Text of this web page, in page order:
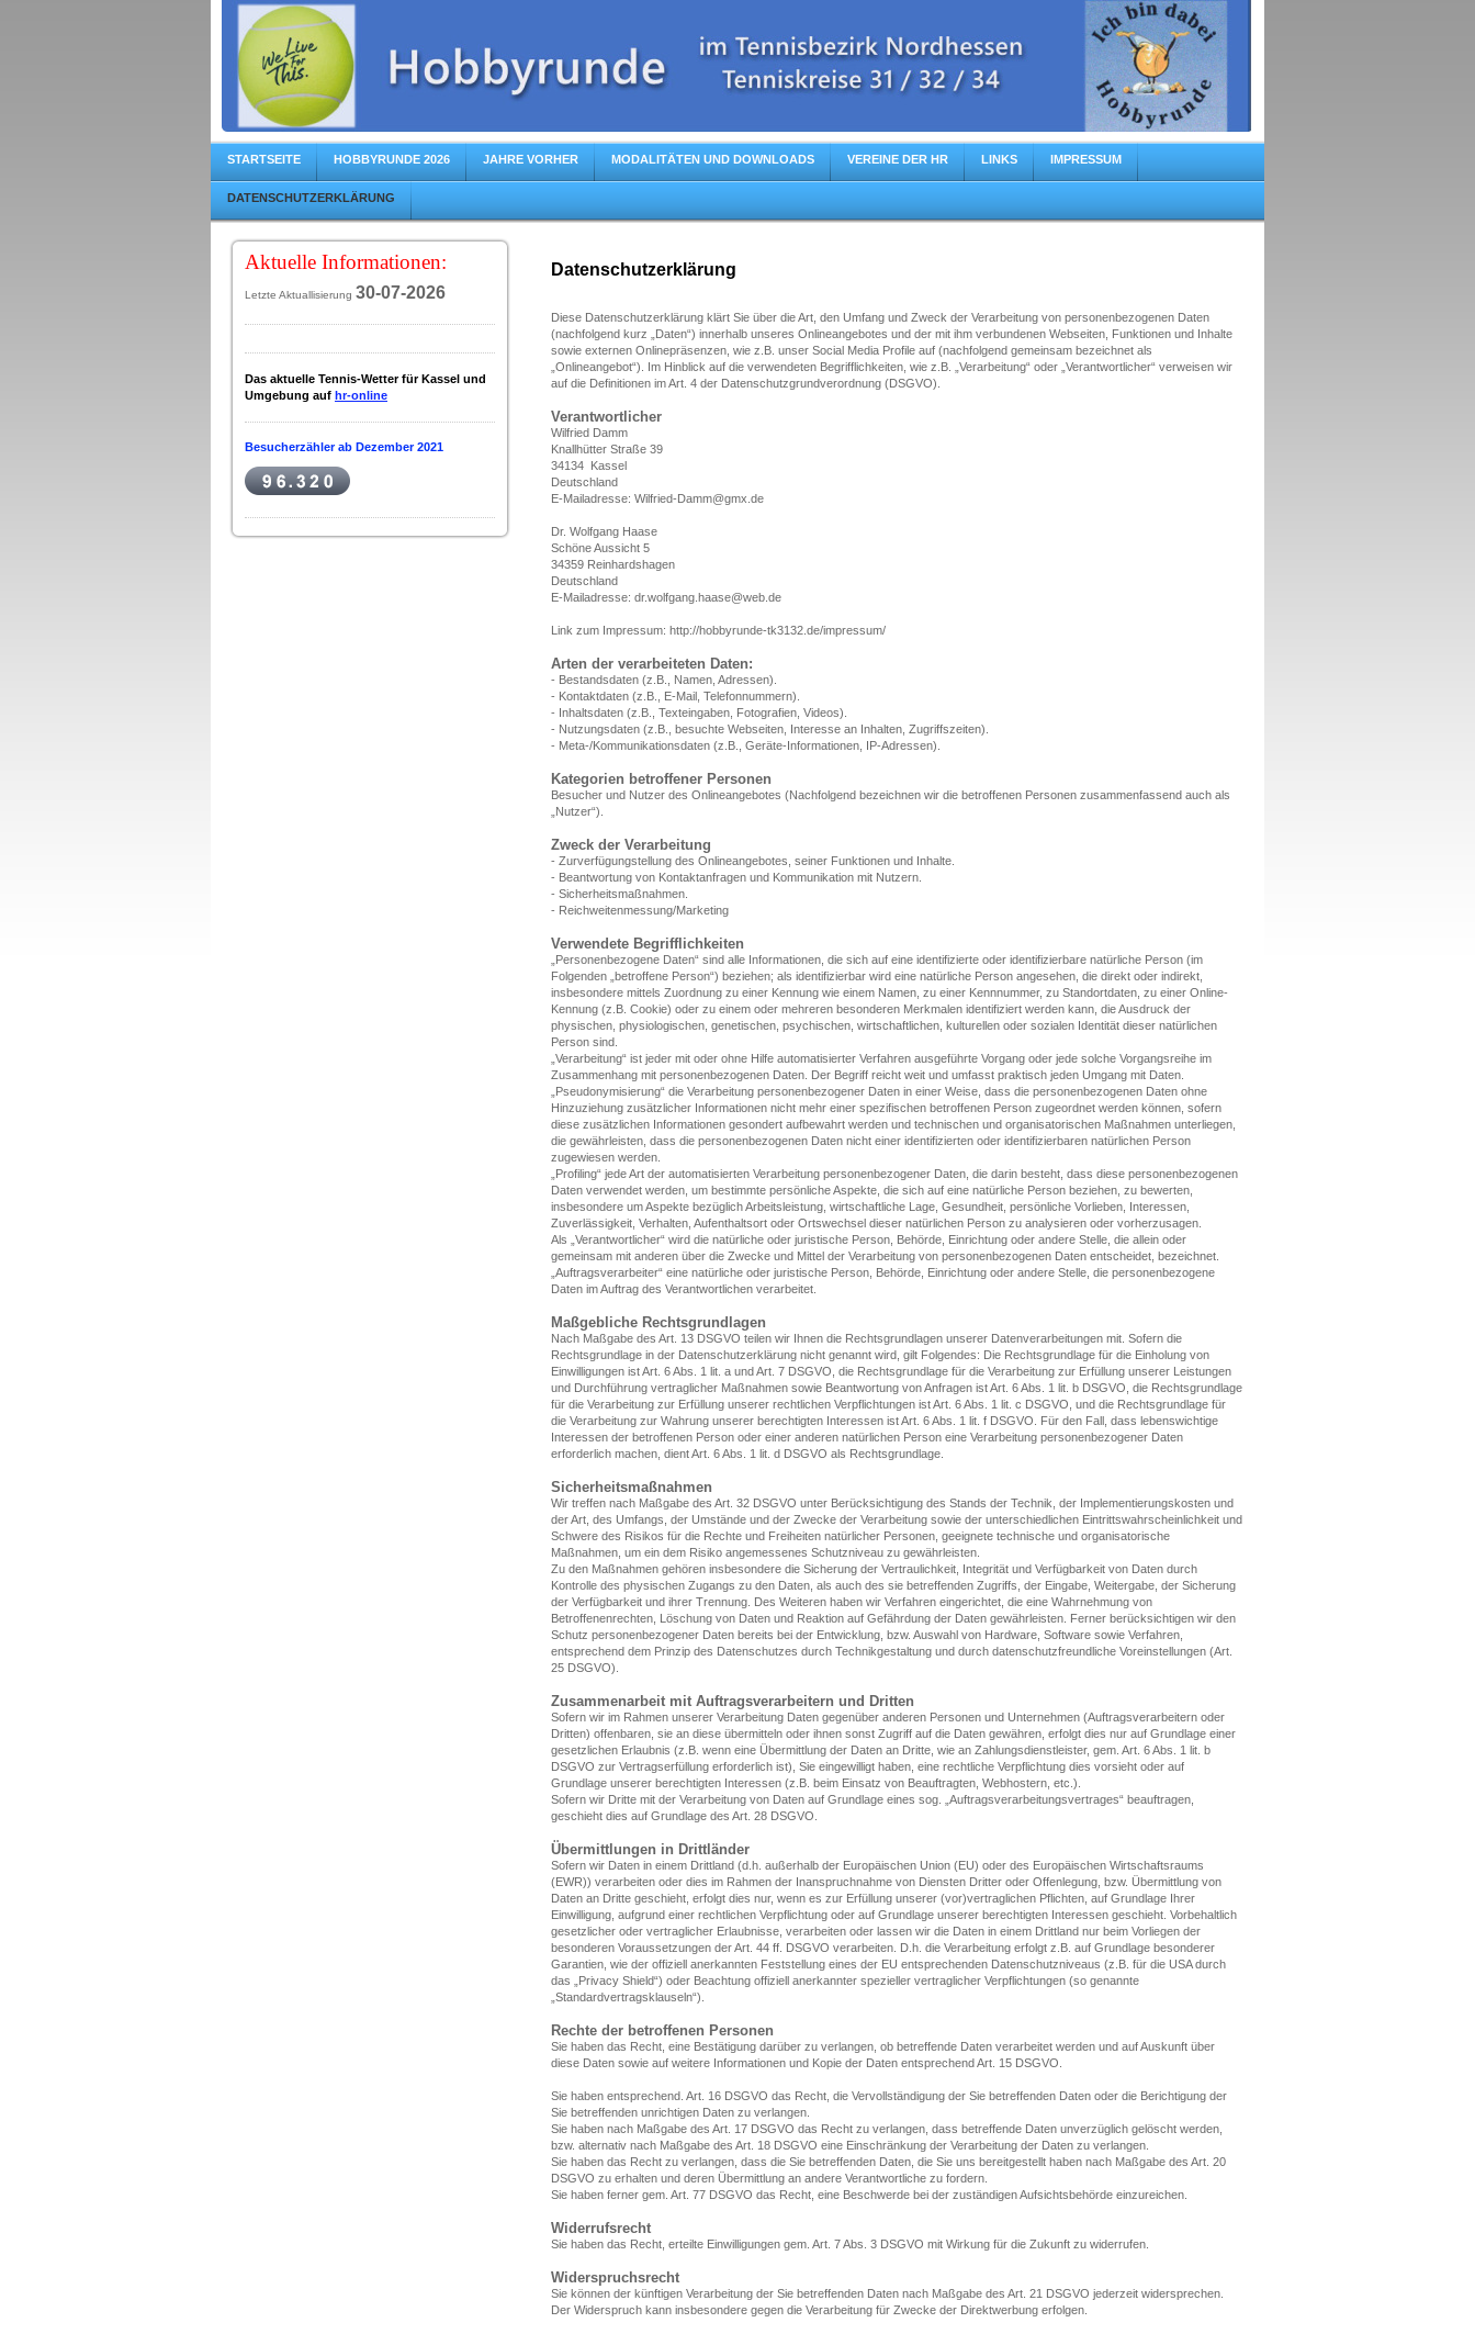
STARTSEITE HOBBYRUNDE 2026 JAHRE VORHER MODALITÄTEN UND DOWNLOADS VEREINE DER HR LINKS IMPRESSUM
DATENSCHUTZERKLÄRUNG
Aktuelle Informationen:
Letzte Aktuallisierung 30-07-2026
Das aktuelle Tennis-Wetter für Kassel und
Umgebung auf hr-online
Besucherzähler ab Dezember 2021
Datenschutzerklärung
Diese Datenschutzerklärung klärt Sie über die Art, den Umfang und Zweck der Verarbeitung von personenbezogenen Daten
(nachfolgend kurz „Daten“) innerhalb unseres Onlineangebotes und der mit ihm verbundenen Webseiten, Funktionen und Inhalte
sowie externen Onlinepräsenzen, wie z.B. unser Social Media Profile auf (nachfolgend gemeinsam bezeichnet als
„Onlineangebot“). Im Hinblick auf die verwendeten Begrifflichkeiten, wie z.B. „Verarbeitung“ oder „Verantwortlicher“ verweisen wir
auf die Definitionen im Art. 4 der Datenschutzgrundverordnung (DSGVO).
Verantwortlicher
Wilfried Damm
Knallhütter Straße 39
34134 Kassel
Deutschland
E-Mailadresse: Wilfried-Damm@gmx.de
Dr. Wolfgang Haase
Schöne Aussicht 5
34359 Reinhardshagen
Deutschland
E-Mailadresse: dr.wolfgang.haase@web.de
Link zum Impressum: http://hobbyrunde-tk3132.de/impressum/
Arten der verarbeiteten Daten:
- Bestandsdaten (z.B., Namen, Adressen).
- Kontaktdaten (z.B., E-Mail, Telefonnummern).
- Inhaltsdaten (z.B., Texteingaben, Fotografien, Videos).
- Nutzungsdaten (z.B., besuchte Webseiten, Interesse an Inhalten, Zugriffszeiten).
- Meta-/Kommunikationsdaten (z.B., Geräte-Informationen, IP-Adressen).
Kategorien betroffener Personen
Besucher und Nutzer des Onlineangebotes (Nachfolgend bezeichnen wir die betroffenen Personen zusammenfassend auch als
„Nutzer“).
Zweck der Verarbeitung
- Zurverfügungstellung des Onlineangebotes, seiner Funktionen und Inhalte.
- Beantwortung von Kontaktanfragen und Kommunikation mit Nutzern.
- Sicherheitsmaßnahmen.
- Reichweitenmessung/Marketing
Verwendete Begrifflichkeiten
„Personenbezogene Daten“ sind alle Informationen, die sich auf eine identifizierte oder identifizierbare natürliche Person (im
Folgenden „betroffene Person“) beziehen; als identifizierbar wird eine natürliche Person angesehen, die direkt oder indirekt,
insbesondere mittels Zuordnung zu einer Kennung wie einem Namen, zu einer Kennnummer, zu Standortdaten, zu einer Online-
Kennung (z.B. Cookie) oder zu einem oder mehreren besonderen Merkmalen identifiziert werden kann, die Ausdruck der
physischen, physiologischen, genetischen, psychischen, wirtschaftlichen, kulturellen oder sozialen Identität dieser natürlichen
Person sind.
„Verarbeitung“ ist jeder mit oder ohne Hilfe automatisierter Verfahren ausgeführte Vorgang oder jede solche Vorgangsreihe im
Zusammenhang mit personenbezogenen Daten. Der Begriff reicht weit und umfasst praktisch jeden Umgang mit Daten.
„Pseudonymisierung“ die Verarbeitung personenbezogener Daten in einer Weise, dass die personenbezogenen Daten ohne
Hinzuziehung zusätzlicher Informationen nicht mehr einer spezifischen betroffenen Person zugeordnet werden können, sofern
diese zusätzlichen Informationen gesondert aufbewahrt werden und technischen und organisatorischen Maßnahmen unterliegen,
die gewährleisten, dass die personenbezogenen Daten nicht einer identifizierten oder identifizierbaren natürlichen Person
zugewiesen werden.
„Profiling“ jede Art der automatisierten Verarbeitung personenbezogener Daten, die darin besteht, dass diese personenbezogenen
Daten verwendet werden, um bestimmte persönliche Aspekte, die sich auf eine natürliche Person beziehen, zu bewerten,
insbesondere um Aspekte bezüglich Arbeitsleistung, wirtschaftliche Lage, Gesundheit, persönliche Vorlieben, Interessen,
Zuverlässigkeit, Verhalten, Aufenthaltsort oder Ortswechsel dieser natürlichen Person zu analysieren oder vorherzusagen.
Als „Verantwortlicher“ wird die natürliche oder juristische Person, Behörde, Einrichtung oder andere Stelle, die allein oder
gemeinsam mit anderen über die Zwecke und Mittel der Verarbeitung von personenbezogenen Daten entscheidet, bezeichnet.
„Auftragsverarbeiter“ eine natürliche oder juristische Person, Behörde, Einrichtung oder andere Stelle, die personenbezogene
Daten im Auftrag des Verantwortlichen verarbeitet.
Maßgebliche Rechtsgrundlagen
Nach Maßgabe des Art. 13 DSGVO teilen wir Ihnen die Rechtsgrundlagen unserer Datenverarbeitungen mit. Sofern die
Rechtsgrundlage in der Datenschutzerklärung nicht genannt wird, gilt Folgendes: Die Rechtsgrundlage für die Einholung von
Einwilligungen ist Art. 6 Abs. 1 lit. a und Art. 7 DSGVO, die Rechtsgrundlage für die Verarbeitung zur Erfüllung unserer Leistungen
und Durchführung vertraglicher Maßnahmen sowie Beantwortung von Anfragen ist Art. 6 Abs. 1 lit. b DSGVO, die Rechtsgrundlage
für die Verarbeitung zur Erfüllung unserer rechtlichen Verpflichtungen ist Art. 6 Abs. 1 lit. c DSGVO, und die Rechtsgrundlage für
die Verarbeitung zur Wahrung unserer berechtigten Interessen ist Art. 6 Abs. 1 lit. f DSGVO. Für den Fall, dass lebenswichtige
Interessen der betroffenen Person oder einer anderen natürlichen Person eine Verarbeitung personenbezogener Daten
erforderlich machen, dient Art. 6 Abs. 1 lit. d DSGVO als Rechtsgrundlage.
Sicherheitsmaßnahmen
Wir treffen nach Maßgabe des Art. 32 DSGVO unter Berücksichtigung des Stands der Technik, der Implementierungskosten und
der Art, des Umfangs, der Umstände und der Zwecke der Verarbeitung sowie der unterschiedlichen Eintrittswahrscheinlichkeit und
Schwere des Risikos für die Rechte und Freiheiten natürlicher Personen, geeignete technische und organisatorische
Maßnahmen, um ein dem Risiko angemessenes Schutzniveau zu gewährleisten.
Zu den Maßnahmen gehören insbesondere die Sicherung der Vertraulichkeit, Integrität und Verfügbarkeit von Daten durch
Kontrolle des physischen Zugangs zu den Daten, als auch des sie betreffenden Zugriffs, der Eingabe, Weitergabe, der Sicherung
der Verfügbarkeit und ihrer Trennung. Des Weiteren haben wir Verfahren eingerichtet, die eine Wahrnehmung von
Betroffenenrechten, Löschung von Daten und Reaktion auf Gefährdung der Daten gewährleisten. Ferner berücksichtigen wir den
Schutz personenbezogener Daten bereits bei der Entwicklung, bzw. Auswahl von Hardware, Software sowie Verfahren,
entsprechend dem Prinzip des Datenschutzes durch Technikgestaltung und durch datenschutzfreundliche Voreinstellungen (Art.
25 DSGVO).
Zusammenarbeit mit Auftragsverarbeitern und Dritten
Sofern wir im Rahmen unserer Verarbeitung Daten gegenüber anderen Personen und Unternehmen (Auftragsverarbeitern oder
Dritten) offenbaren, sie an diese übermitteln oder ihnen sonst Zugriff auf die Daten gewähren, erfolgt dies nur auf Grundlage einer
gesetzlichen Erlaubnis (z.B. wenn eine Übermittlung der Daten an Dritte, wie an Zahlungsdienstleister, gem. Art. 6 Abs. 1 lit. b
DSGVO zur Vertragserfüllung erforderlich ist), Sie eingewilligt haben, eine rechtliche Verpflichtung dies vorsieht oder auf
Grundlage unserer berechtigten Interessen (z.B. beim Einsatz von Beauftragten, Webhostern, etc.).
Sofern wir Dritte mit der Verarbeitung von Daten auf Grundlage eines sog. „Auftragsverarbeitungsvertrages“ beauftragen,
geschieht dies auf Grundlage des Art. 28 DSGVO.
Übermittlungen in Drittländer
Sofern wir Daten in einem Drittland (d.h. außerhalb der Europäischen Union (EU) oder des Europäischen Wirtschaftsraums
(EWR)) verarbeiten oder dies im Rahmen der Inanspruchnahme von Diensten Dritter oder Offenlegung, bzw. Übermittlung von
Daten an Dritte geschieht, erfolgt dies nur, wenn es zur Erfüllung unserer (vor)vertraglichen Pflichten, auf Grundlage Ihrer
Einwilligung, aufgrund einer rechtlichen Verpflichtung oder auf Grundlage unserer berechtigten Interessen geschieht. Vorbehaltlich
gesetzlicher oder vertraglicher Erlaubnisse, verarbeiten oder lassen wir die Daten in einem Drittland nur beim Vorliegen der
besonderen Voraussetzungen der Art. 44 ff. DSGVO verarbeiten. D.h. die Verarbeitung erfolgt z.B. auf Grundlage besonderer
Garantien, wie der offiziell anerkannten Feststellung eines der EU entsprechenden Datenschutzniveaus (z.B. für die USA durch
das „Privacy Shield“) oder Beachtung offiziell anerkannter spezieller vertraglicher Verpflichtungen (so genannte
„Standardvertragsklauseln“).
Rechte der betroffenen Personen
Sie haben das Recht, eine Bestätigung darüber zu verlangen, ob betreffende Daten verarbeitet werden und auf Auskunft über
diese Daten sowie auf weitere Informationen und Kopie der Daten entsprechend Art. 15 DSGVO.
Sie haben entsprechend. Art. 16 DSGVO das Recht, die Vervollständigung der Sie betreffenden Daten oder die Berichtigung der
Sie betreffenden unrichtigen Daten zu verlangen.
Sie haben nach Maßgabe des Art. 17 DSGVO das Recht zu verlangen, dass betreffende Daten unverzüglich gelöscht werden,
bzw. alternativ nach Maßgabe des Art. 18 DSGVO eine Einschränkung der Verarbeitung der Daten zu verlangen.
Sie haben das Recht zu verlangen, dass die Sie betreffenden Daten, die Sie uns bereitgestellt haben nach Maßgabe des Art. 20
DSGVO zu erhalten und deren Übermittlung an andere Verantwortliche zu fordern.
Sie haben ferner gem. Art. 77 DSGVO das Recht, eine Beschwerde bei der zuständigen Aufsichtsbehörde einzureichen.
Widerrufsrecht
Sie haben das Recht, erteilte Einwilligungen gem. Art. 7 Abs. 3 DSGVO mit Wirkung für die Zukunft zu widerrufen.
Widerspruchsrecht
Sie können der künftigen Verarbeitung der Sie betreffenden Daten nach Maßgabe des Art. 21 DSGVO jederzeit widersprechen.
Der Widerspruch kann insbesondere gegen die Verarbeitung für Zwecke der Direktwerbung erfolgen.